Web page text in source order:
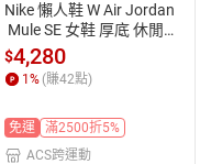
Nike 懶人鞋 W Air Jordan
Mule SE 女鞋 厚底 休閒鞋
樂福鞋 IV5070-001
$4,280
1% (賺42點)
免運
滿2500折5%
ACS跨運動